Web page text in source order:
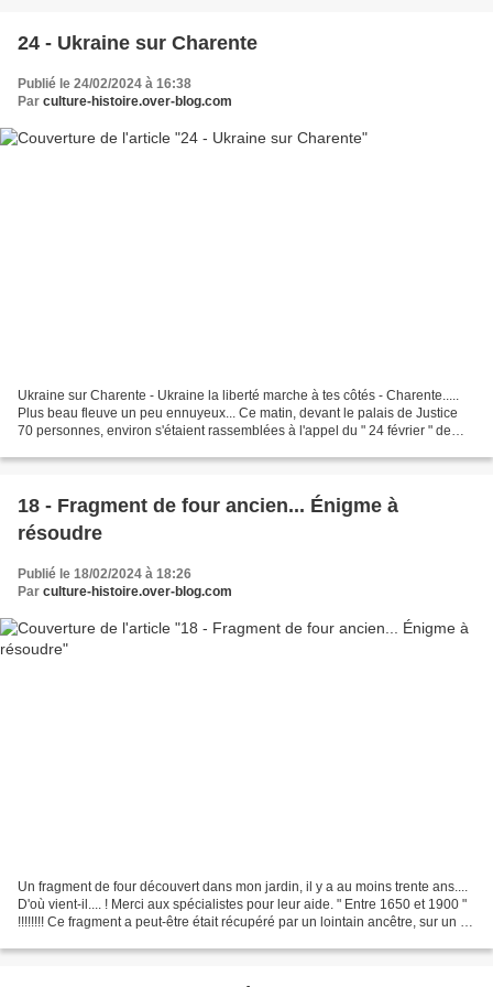
24 - Ukraine sur Charente
Publié le 24/02/2024 à 16:38
Par culture-histoire.over-blog.com
Ukraine sur Charente - Ukraine la liberté marche à tes côtés - Charente.....
Plus beau fleuve un peu ennuyeux... Ce matin, devant le palais de Justice
70 personnes, environ s'étaient rassemblées à l'appel du " 24 février " de
18 - Fragment de four ancien... Énigme à
résoudre
Publié le 18/02/2024 à 18:26
Par culture-histoire.over-blog.com
Un fragment de four découvert dans mon jardin, il y a au moins trente ans....
D'où vient-il.... ! Merci aux spécialistes pour leur aide. " Entre 1650 et 1900 "
!!!!!!!! Ce fragment a peut-être était récupéré par un lointain ancêtre, sur un de